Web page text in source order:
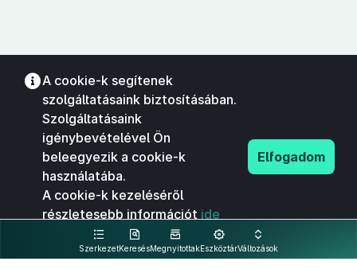
SzerkezetKeresésMegnyitottakEszköztárVáltozások
A cookie-k segítenek
szolgáltatásaink biztosításában.
Szolgáltatásaink
igénybevételével Ön
beleegyezik a cookie-k
használatába.
A cookie-k kezeléséről
részletesebb információt ide
kattintva olvashat.
Elfogadom